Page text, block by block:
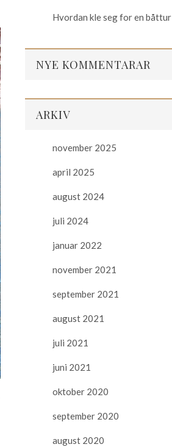
Hvordan kle seg for en båttur
NYE KOMMENTARAR
ARKIV
november 2025
april 2025
august 2024
juli 2024
januar 2022
november 2021
september 2021
august 2021
juli 2021
juni 2021
oktober 2020
september 2020
august 2020